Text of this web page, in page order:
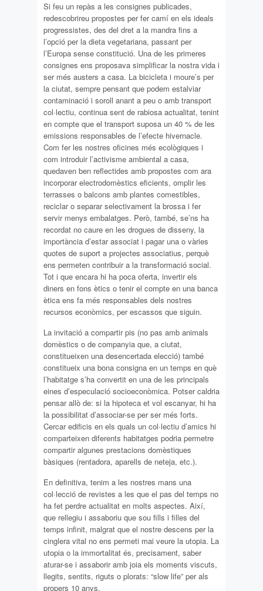
Si feu un repàs a les consignes publicades,
redescobrireu propostes per fer camí en els ideals
progressistes, des del dret a la mandra fins a
l’opció per la dieta vegetariana, passant per
l’Europa sense constitució. Una de les primeres
consignes ens proposava simplificar la nostra vida i
ser més austers a casa. La bicicleta i moure’s per
la ciutat, sempre pensant que podem estalviar
contaminació i soroll anant a peu o amb transport
col·lectiu, continua sent de rabiosa actualitat, tenint
en compte que el transport suposa un 40 % de les
emissions responsables de l’efecte hivernacle.
Com fer les nostres oficines més ecològiques i
com introduir l’activisme ambiental a casa,
quedaven ben reflectides amb propostes com ara
incorporar electrodomèstics eficients, omplir les
terrasses o balcons amb plantes comestibles,
reciclar o separar selectivament la brossa i fer
servir menys embalatges. Però, també, se’ns ha
recordat no caure en les drogues de disseny, la
importància d’estar associat i pagar una o vàries
quotes de suport a projectes associatius, perquè
ens permeten contribuir a la transformació social.
Tot i que encara hi ha poca oferta, invertir els
diners en fons ètics o tenir el compte en una banca
ètica ens fa més responsables dels nostres
recursos econòmics, per escassos que siguin.
La invitació a compartir pis (no pas amb animals
domèstics o de companyia que, a ciutat,
constitueixen una desencertada elecció) també
constitueix una bona consigna en un temps en què
l’habitatge s’ha convertit en una de les principals
eines d’especulació socioeconòmica. Potser caldria
pensar allò de: si la hipoteca et vol escanyar, hi ha
la possibilitat d’associar-se per ser més forts.
Cercar edificis en els quals un col·lectiu d’amics hi
comparteixen diferents habitatges podria permetre
compartir algunes prestacions domèstiques
bàsiques (rentadora, aparells de neteja, etc.).
En definitiva, tenim a les nostres mans una
col·lecció de revistes a les que el pas del temps no
ha fet perdre actualitat en molts aspectes. Així,
que rellegiu i assaboriu que sou fills i filles del
temps infinit, malgrat que el nostre descens per la
cinglera vital no ens permeti mai veure la utopia. La
utopia o la immortalitat és, precisament, saber
aturar-se i assaborir amb joia els moments viscuts,
llegits, sentits, riguts o plorats: “slow life” per als
propers 10 anys.